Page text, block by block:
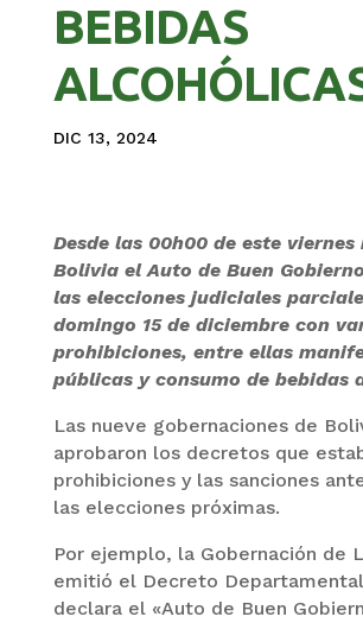
BEBIDAS
DIC 13, 2024
Desde las 00h00 de este viernes
Bolivia el Auto de Buen
las elecciones judiciales
domingo 15 de diciembre con
prohibiciones, entre ellas
públicas y consumo de bebidas
Las nueve gobernaciones de
aprobaron los decretos que
prohibiciones y las sanciones
las elecciones próximas.
Por ejemplo, la Gobernación de
emitió el Decreto Departamental
declara el «Auto de Buen